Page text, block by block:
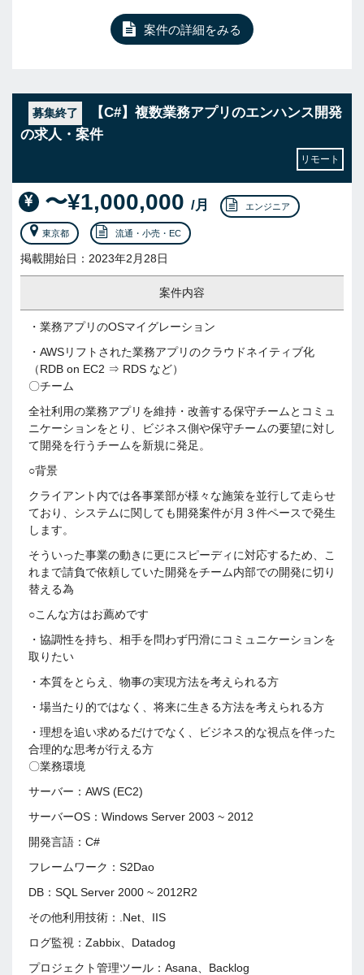
案件の詳細をみる
募集終了
【C#】複数業務アプリのエンハンス開発
の求人・案件
リモート
〜¥1,000,000 /月 エンジニア
東京都 流通・小売・EC
掲載開始日：2023年2月28日
案件内容
・業務アプリのOSマイグレーション
・AWSリフトされた業務アプリのクラウドネイティブ化
（RDB on EC2 ⇒ RDS など）
〇チーム
全社利用の業務アプリを維持・改善する保守チームとコミュ
ニケーションをとり、ビジネス側や保守チームの要望に対し
て開発を行うチームを新規に発足。
○背景
クライアント内では各事業部が様々な施策を並行して走らせ
ており、システムに関しても開発案件が月３件ペースで発生
します。
そういった事業の動きに更にスピーディに対応するため、こ
れまで請負で依頼していた開発をチーム内部での開発に切り
替える為
○こんな方はお薦めです
・協調性を持ち、相手を問わず円滑にコミュニケーションを
取りたい
・本質をとらえ、物事の実現方法を考えられる方
・場当たり的ではなく、将来に生きる方法を考えられる方
・理想を追い求めるだけでなく、ビジネス的な視点を伴った
合理的な思考が行える方
〇業務環境
サーバー：AWS (EC2)
サーバーOS：Windows Server 2003 ~ 2012
開発言語：C#
フレームワーク：S2Dao
DB：SQL Server 2000 ~ 2012R2
その他利用技術：.Net、IIS
ログ監視：Zabbix、Datadog
プロジェクト管理ツール：Asana、Backlog